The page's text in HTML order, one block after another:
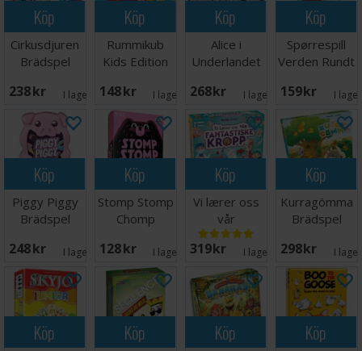
Köp
Cirkusdjuren
Brädspel
238 SEK I lager:
Köp
Rummikub
Kids Edition
148 SEK I lager: 2
Köp
Alice i
Underlandet
268 SEK I lager:
Köp
Spørrespill
Verden Rundt
159 SEK I
Köp
Piggy Piggy
Brädspel
248 SEK I lager:
Köp
Stomp Stomp
Chomp
128 SEK I lager: 1
Köp
Vi lærer oss
vår
fantastiske
kropp
319 SEK I lager: 4
Köp
Kurragömma
Brädspel
298 SEK I
Köp Köp Köp Köp